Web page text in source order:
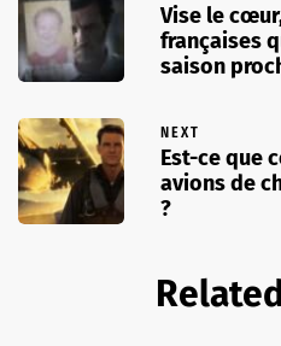
Vise le
françaises
saison
NEXT
Est-ce que
avions de
?